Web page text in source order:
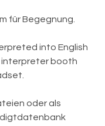
für Begegnung.
into English
interpreter booth
oder als